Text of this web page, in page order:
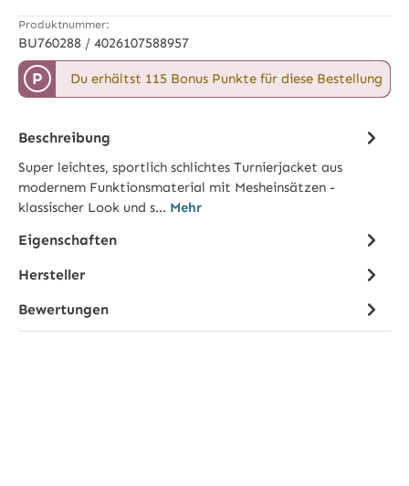
Produktnummer:
BU760288 / 4026107588957
P Du erhältst 115 Bonus Punkte für diese Bestellung
Beschreibung
Super leichtes, sportlich schlichtes Turnierjacket aus
modernem Funktionsmaterial mit Mesheinsätzen -
klassischer Look und s… Mehr
Eigenschaften
Hersteller
Bewertungen